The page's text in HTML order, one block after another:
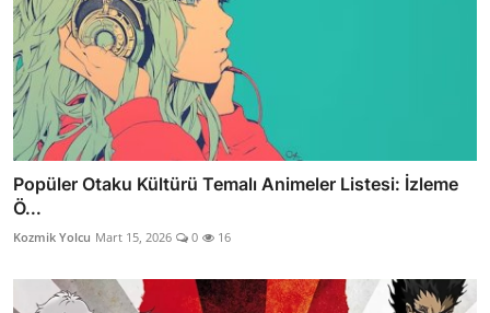
Popüler Otaku Kültürü Temalı Animeler Listesi: İzleme
Ö...
Kozmik Yolcu Mart 15, 2026 0 16